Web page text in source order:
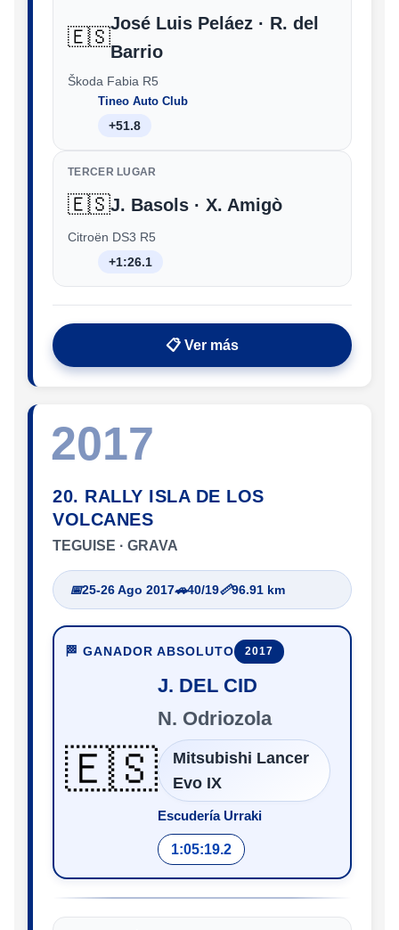
🇪🇸
José Luis Peláez · R. del
Barrio
Škoda Fabia R5
Tineo Auto Club
+51.8
TERCER LUGAR
🇪🇸J. Basols · X. Amigò
Citroën DS3 R5
+1:26.1
📋 Ver más
2017
20. RALLY ISLA DE LOS
VOLCANES
TEGUISE · GRAVA
📅25-26 Ago 2017🚗40/19📏96.91 km
🏁 GANADOR ABSOLUTO 2017
🇪🇸
J. DEL CID
N. Odriozola
Mitsubishi Lancer
Evo IX
Escudería Urraki
1:05:19.2